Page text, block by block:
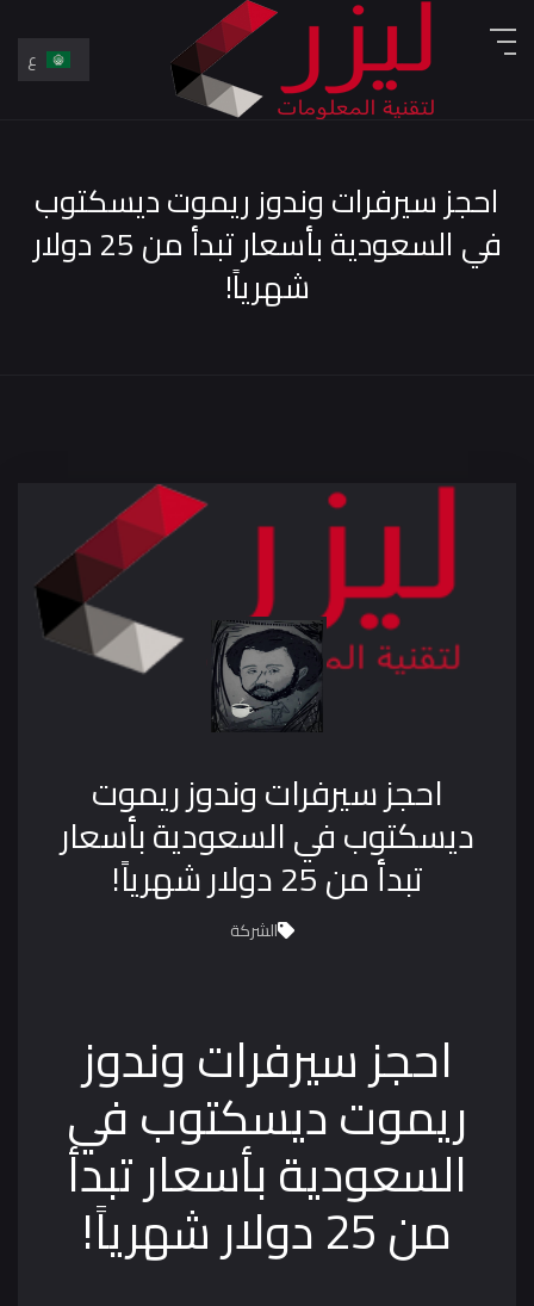
ع
En
احجز سيرفرات وندوز ريموت ديسكتوب
في السعودية بأسعار تبدأ من 25 دولار
شهرياً!
احجز سيرفرات وندوز ريموت
ديسكتوب في السعودية بأسعار
تبدأ من 25 دولار شهرياً!
الشركة
احجز سيرفرات وندوز
ريموت ديسكتوب في
السعودية بأسعار تبدأ
من 25 دولار شهرياً!